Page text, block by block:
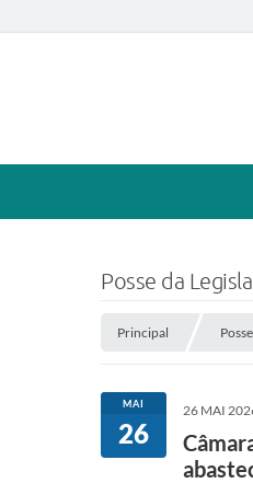
Posse da
Principal
MAI
26
26 MAI